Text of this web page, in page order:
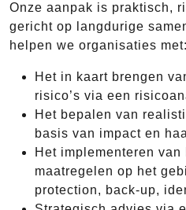
Onze aanpak is praktisch,
gericht op langdurige
helpen we organisaties met:
Het in kaart brengen
risico’s via een
Het bepalen van
basis van impact en
Het implementeren
maatregelen op het
protection, back-up,